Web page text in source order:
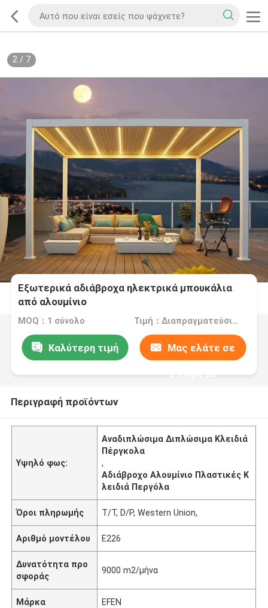
2/ 7
Εξωτερικά αδιάβροχα ηλεκτρικά μπουκάλια
από αλουμίνιο
MOQ：1 σύνολο Τιμή：Διαπραγματεύσιμα
Καλύτερη τιμή Μας ελάτε σε
επαφή με
Περιγραφή προϊόντων
Υψηλό φως:
Αναδιπλώσιμα Διπλώσιμα Κλειδιά
Πέργκολα
,
Αδιάβροχο Αλουμίνιο Πλαστικές Κ
λειδιά Περγόλα
Όροι πληρωμής T/T, D/P, Western Union,
Αριθμό μοντέλου E226
Δυνατότητα προ
σφοράς
9000 m2/μήνα
Μάρκα EFEN